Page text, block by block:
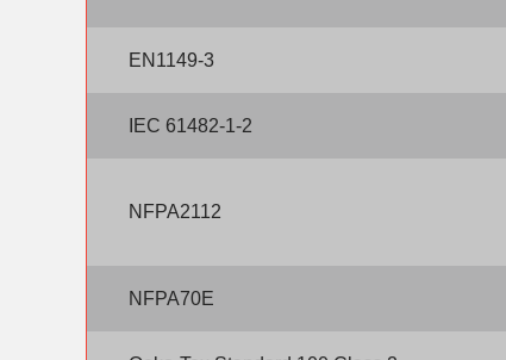
EN1149-3
IEC 61482-1-2
NFPA2112
NFPA70E